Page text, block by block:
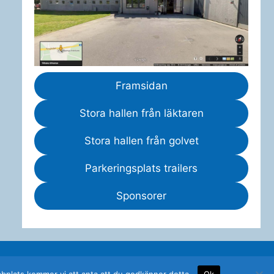
Framsidan
Stora hallen från läktaren
Stora hallen från golvet
Parkeringsplats trailers
Sponsorer